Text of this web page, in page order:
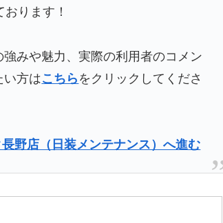
ります！
みや魅力、実際の利用者のコメン
い方はこちら をクリックしてくださ
野店（日装メンテナンス）へ進む